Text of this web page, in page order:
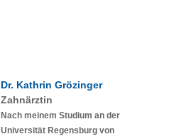
Dr. Kathrin Grözinger
Zahnärztin
Nach meinem Studium an der
Universität Regensburg von